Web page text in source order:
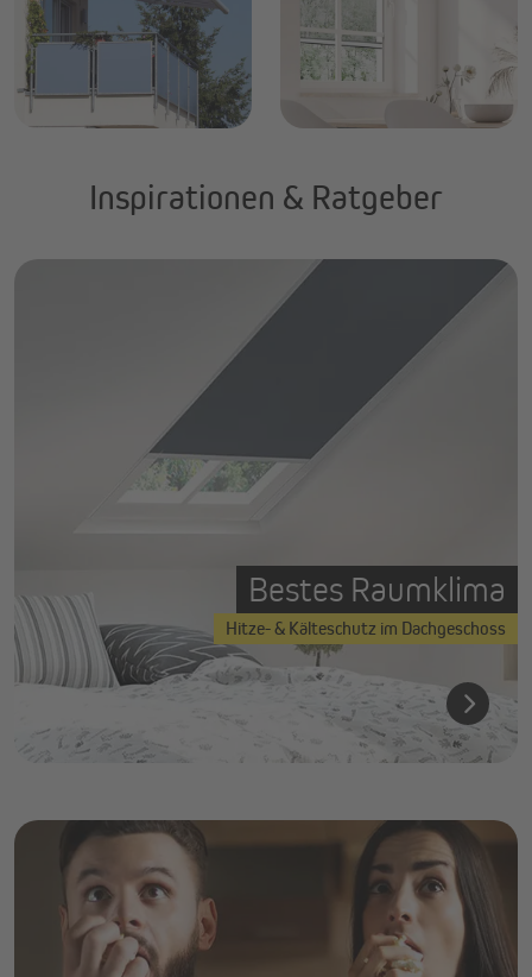
Inspirationen & Ratgeber
Bestes Raumklima
Hitze- & Kälteschutz im Dachgeschoss